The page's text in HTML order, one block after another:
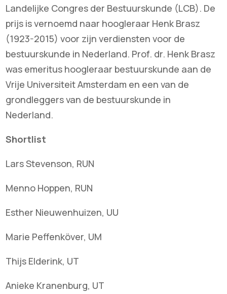
Landelijke Congres der Bestuurskunde (LCB). De
prijs is vernoemd naar hoogleraar Henk Brasz
(1923-2015) voor zijn verdiensten voor de
bestuurskunde in Nederland. Prof. dr. Henk Brasz
was emeritus hoogleraar bestuurskunde aan de
Vrije Universiteit Amsterdam en een van de
grondleggers van de bestuurskunde in
Nederland.
Shortlist
Lars Stevenson, RUN
Menno Hoppen, RUN
Esther Nieuwenhuizen, UU
Marie Peffenköver, UM
Thijs Elderink, UT
Anieke Kranenburg, UT